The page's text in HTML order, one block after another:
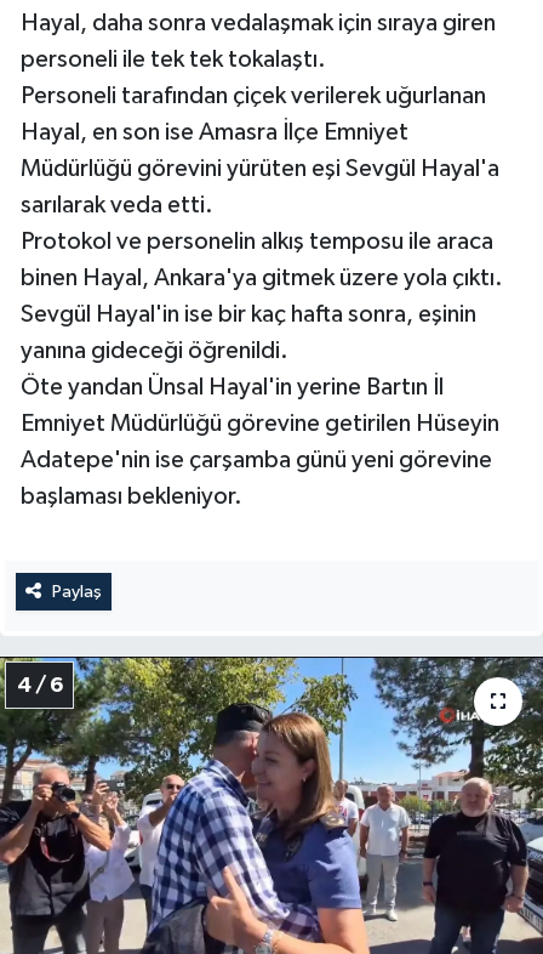
Hayal, daha sonra vedalaşmak için sıraya giren
personeli ile tek tek tokalaştı.
Personeli tarafından çiçek verilerek uğurlanan
Hayal, en son ise Amasra İlçe Emniyet
Müdürlüğü görevini yürüten eşi Sevgül Hayal'a
sarılarak veda etti.
Protokol ve personelin alkış temposu ile araca
binen Hayal, Ankara'ya gitmek üzere yola çıktı.
Sevgül Hayal'in ise bir kaç hafta sonra, eşinin
yanına gideceği öğrenildi.
Öte yandan Ünsal Hayal'in yerine Bartın İl
Emniyet Müdürlüğü görevine getirilen Hüseyin
Adatepe'nin ise çarşamba günü yeni görevine
başlaması bekleniyor.
Paylaş
4 / 6